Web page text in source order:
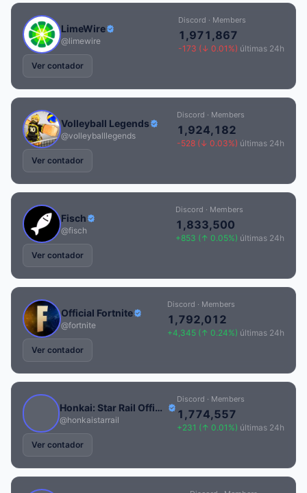
LimeWire
@limewire
Discord · Members
1,971,867
-173 (↓ 0.01%) últimas 24h
Ver contador
Volleyball Legends
@volleyballlegends
Discord · Members
1,924,182
-528 (↓ 0.03%) últimas 24h
Ver contador
Fisch
@fisch
Discord · Members
1,833,500
+853 (↑ 0.05%) últimas 24h
Ver contador
Official Fortnite
@fortnite
Discord · Members
1,792,012
+4,345 (↑ 0.24%) últimas 24h
Ver contador
Honkai: Star Rail Official
@honkaistarrail
Discord · Members
1,774,557
+231 (↑ 0.01%) últimas 24h
Ver contador